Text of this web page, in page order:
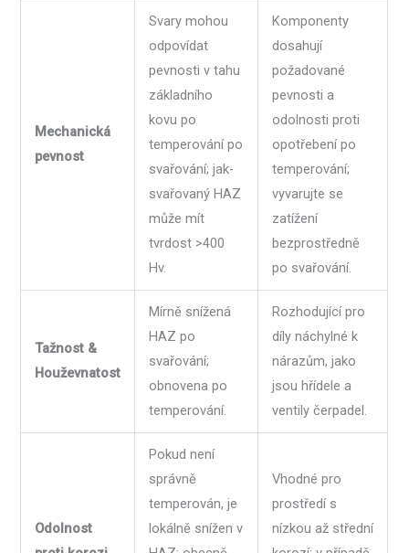
Mechanická
pevnost
Svary mohou
odpovídat
pevnosti v tahu
základního
kovu po
temperování po
svařování; jak-
svařovaný HAZ
může mít
tvrdost >400
Hv.
Komponenty
dosahují
požadované
pevnosti a
odolnosti proti
opotřebení po
temperování;
vyvarujte se
zatížení
bezprostředně
po svařování.
Tažnost &
Houževnatost
Mírně snížená
HAZ po
svařování;
obnovena po
temperování.
Rozhodující pro
díly náchylné k
nárazům, jako
jsou hřídele a
ventily čerpadel.
Odolnost
Pokud není
správně
temperován, je
lokálně snížen v
Vhodné pro
prostředí s
nízkou až střední